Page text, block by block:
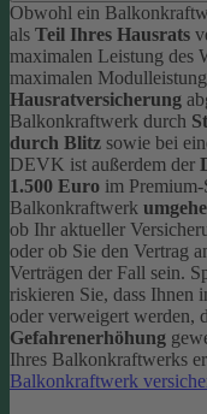
Obwohl ein
als Teil Ihres Hausrats
maximalen Leistung des
maximalen
Hausratversicherung
Balkonkraftwerk durch
durch Blitz sowie bei
DEVK ist außerdem der
1.500 Euro im
Balkonkraftwerk
ob Ihr aktueller
oder ob Sie den Vertrag
Verträgen der Fall sein.
riskieren Sie, dass Ihnen
oder verweigert werden,
Gefahrenerhöhung
Ihres Balkonkraftwerks
Balkonkraftwerk